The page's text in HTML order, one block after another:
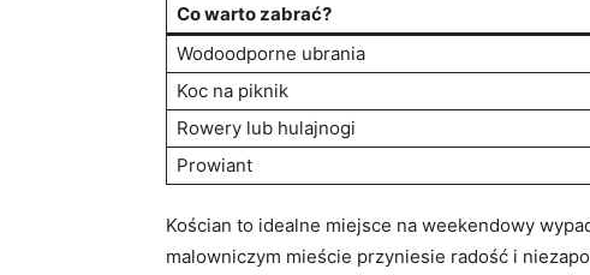
Co warto zabrać?
Wodoodporne ubrania
Koc na piknik
Rowery lub hulajnogi
Prowiant
Kościan to idealne miejsce na weekendowy
malowniczym mieście przyniesie radość i